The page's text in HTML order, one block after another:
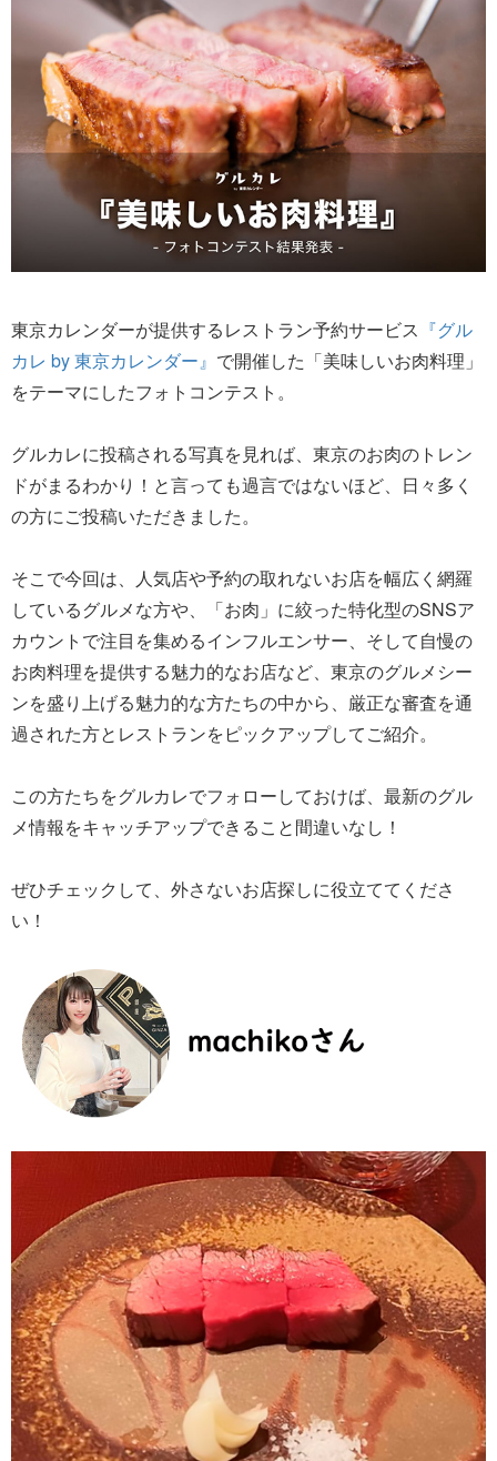
東京カレンダーが提供するレストラン予約サービス 『グル
カレ by 東京カレンダー』 で開催した「美味しいお肉料理」
をテーマにしたフォトコンテスト。
グルカレに投稿される写真を見れば、東京のお肉のトレン
ドがまるわかり！と言っても過言ではないほど、日々多く
の方にご投稿いただきました。
そこで今回は、人気店や予約の取れないお店を幅広く網羅
しているグルメな方や、「お肉」に絞った特化型のSNSア
カウントで注目を集めるインフルエンサー、そして自慢の
お肉料理を提供する魅力的なお店など、東京のグルメシー
ンを盛り上げる魅力的な方たちの中から、厳正な審査を通
過された方とレストランをピックアップしてご紹介。
この方たちをグルカレでフォローしておけば、最新のグル
メ情報をキャッチアップできること間違いなし！
ぜひチェックして、外さないお店探しに役立ててくださ
い！